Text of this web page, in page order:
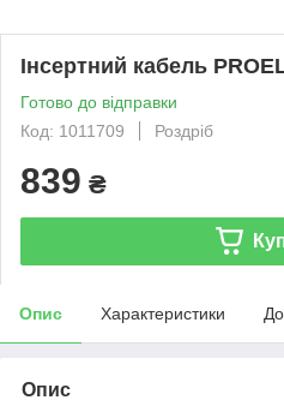
Інсертний кабель
Готово до відправки
Код: 1011709
Роздріб
839 ₴
Опис Характеристики
Опис